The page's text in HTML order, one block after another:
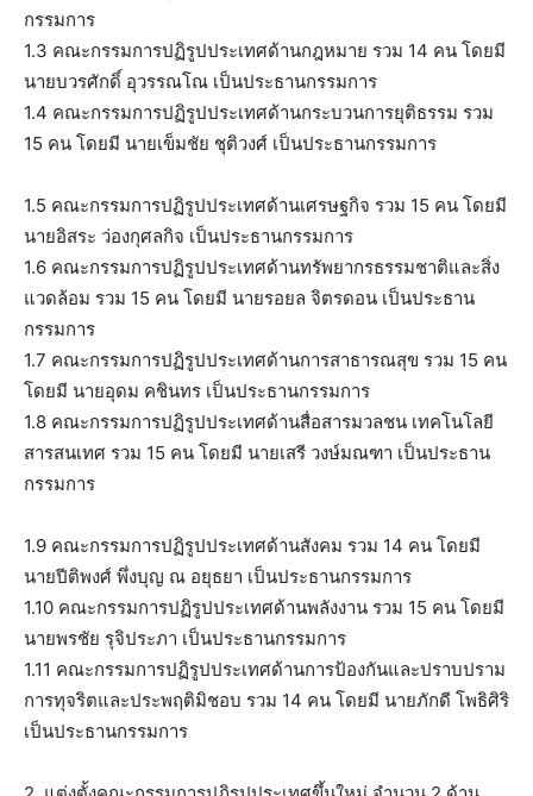
กรรมการ
1.3 คณะกรรมการปฏิรูปประเทศด้านกฎหมาย รวม 14 คน โดยมี
นายบวรศักดิ์ อุวรรณโณ เป็นประธานกรรมการ
1.4 คณะกรรมการปฏิรูปประเทศด้านกระบวนการยุติธรรม รวม
15 คน โดยมี นายเข็มชัย ชุติวงศ์ เป็นประธานกรรมการ
1.5 คณะกรรมการปฏิรูปประเทศด้านเศรษฐกิจ รวม 15 คน โดยมี
นายอิสระ ว่องกุศลกิจ เป็นประธานกรรมการ
1.6 คณะกรรมการปฏิรูปประเทศด้านทรัพยากรธรรมชาติและสิ่ง
แวดล้อม รวม 15 คน โดยมี นายรอยล จิตรดอน เป็นประธาน
กรรมการ
1.7 คณะกรรมการปฏิรูปประเทศด้านการสาธารณสุข รวม 15 คน
โดยมี นายอุดม คชินทร เป็นประธานกรรมการ
1.8 คณะกรรมการปฏิรูปประเทศด้านสื่อสารมวลชน เทคโนโลยี
สารสนเทศ รวม 15 คน โดยมี นายเสรี วงษ์มณฑา เป็นประธาน
กรรมการ
1.9 คณะกรรมการปฏิรูปประเทศด้านสังคม รวม 14 คน โดยมี
นายปีติพงศ์ พึ่งบุญ ณ อยุธยา เป็นประธานกรรมการ
1.10 คณะกรรมการปฏิรูปประเทศด้านพลังงาน รวม 15 คน โดยมี
นายพรชัย รุจิประภา เป็นประธานกรรมการ
1.11 คณะกรรมการปฏิรูปประเทศด้านการป้องกันและปราบปราม
การทุจริตและประพฤติมิชอบ รวม 14 คน โดยมี นายภักดี โพธิศิริ
เป็นประธานกรรมการ